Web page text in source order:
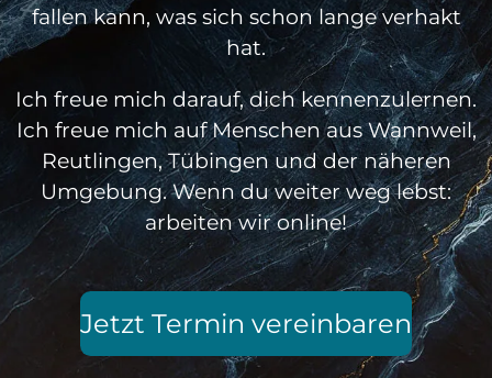
fallen kann, was sich schon lange verhakt
hat.
Ich freue mich darauf, dich kennenzulernen.
Ich freue mich auf Menschen aus Wannweil,
Reutlingen, Tübingen und der näheren
Umgebung. Wenn du weiter weg lebst:
arbeiten wir online!
Jetzt Termin vereinbaren